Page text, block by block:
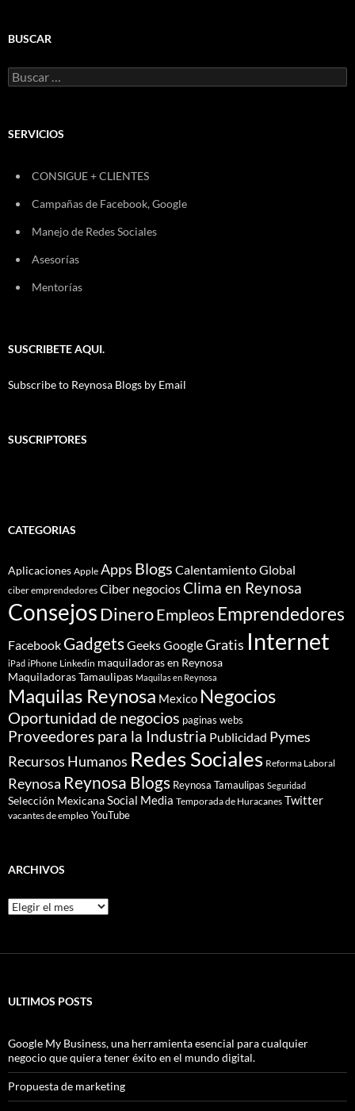
BUSCAR
Buscar:
SERVICIOS
CONSIGUE + CLIENTES
Campañas de Facebook, Google
Manejo de Redes Sociales
Asesorías
Mentorías
SUSCRIBETE AQUI.
Subscribe to Reynosa Blogs by Email
SUSCRIPTORES
CATEGORIAS
Aplicaciones Apple Apps Blogs Calentamiento Global
ciber emprendedores Ciber negociosClima en Reynosa
ConsejosDineroEmpleos Emprendedores
Facebook GadgetsGeeksGoogleGratis Internet
iPad iPhone Linkedin maquiladoras en Reynosa
Maquiladoras Tamaulipas Maquilas en Reynosa
Maquilas Reynosa Mexico Negocios
Oportunidad de negocios paginas webs
Proveedores para la Industria Publicidad Pymes
Recursos Humanos Redes Sociales Reforma Laboral
Reynosa Reynosa Blogs Reynosa Tamaulipas Seguridad
Selección MexicanaSocial Media Temporada de Huracanes Twitter
vacantes de empleo YouTube
ARCHIVOS
Archivos
ULTIMOS POSTS
Google My Business, una herramienta esencial para cualquier
negocio que quiera tener éxito en el mundo digital.
Propuesta de marketing